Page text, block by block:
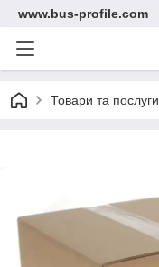
www.bus-profile.com
Товари та послуги